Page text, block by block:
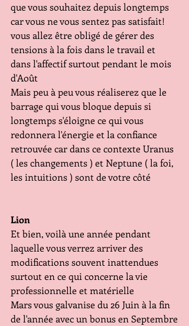
que vous souhaitez depuis longtemps
car vous ne vous sentez pas satisfait!
vous allez être obligé de gérer des
tensions à la fois dans le travail et
dans l'affectif surtout pendant le mois
d'Août
Mais peu à peu vous réaliserez que le
barrage qui vous bloque depuis si
longtemps s'éloigne ce qui vous
redonnera l'énergie et la confiance
retrouvée car dans ce contexte Uranus
( les changements ) et Neptune ( la foi,
les intuitions ) sont de votre côté
Lion
Et bien, voilà une année pendant
laquelle vous verrez arriver des
modifications souvent inattendues
surtout en ce qui concerne la vie
professionnelle et matérielle
Mars vous galvanise du 26 Juin à la fin
de l'année avec un bonus en Septembre